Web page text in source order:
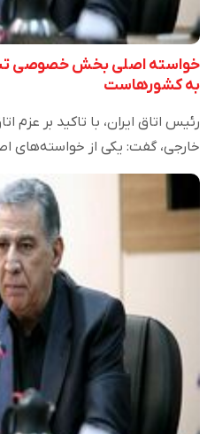
خواسته اصلی بخش خصوصی
به کشورهاست
رئیس اتاق ایران، با تاکید بر عزم
خارجی، گفت: یکی از